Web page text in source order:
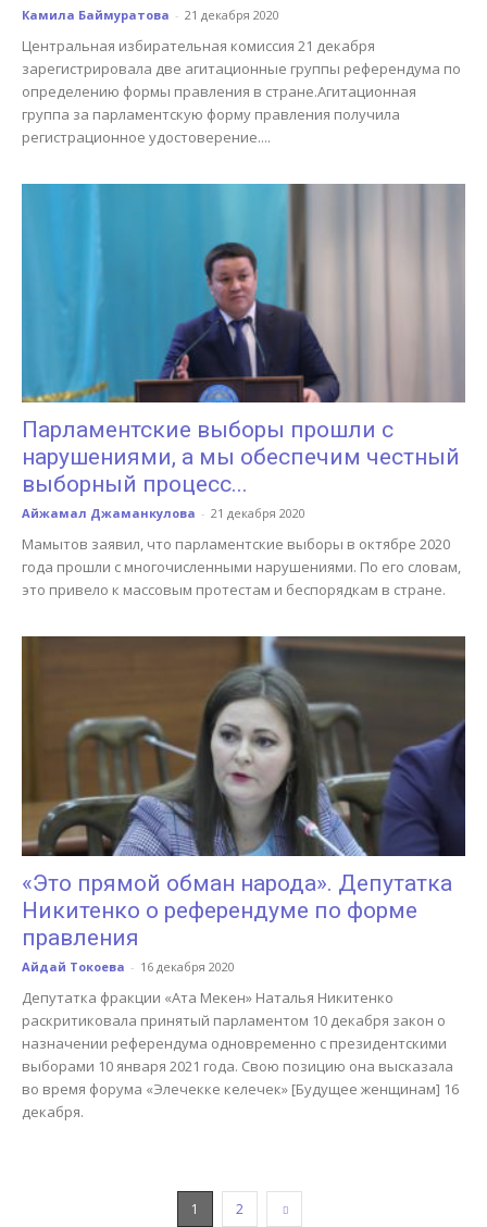
Камила Баймуратова - 21 декабря 2020
Центральная избирательная комиссия 21 декабря
зарегистрировала две агитационные группы референдума по
определению формы правления в стране.Агитационная
группа за парламентскую форму правления получила
регистрационное удостоверение....
Парламентские выборы прошли с
нарушениями, а мы обеспечим честный
выборный процесс...
Айжамал Джаманкулова - 21 декабря 2020
Мамытов заявил, что парламентские выборы в октябре 2020
года прошли с многочисленными нарушениями. По его словам,
это привело к массовым протестам и беспорядкам в стране.
«Это прямой обман народа». Депутатка
Никитенко о референдуме по форме
правления
Айдай Токоева - 16 декабря 2020
Депутатка фракции «Ата Мекен» Наталья Никитенко
раскритиковала принятый парламентом 10 декабря закон о
назначении референдума одновременно с президентскими
выборами 10 января 2021 года. Свою позицию она высказала
во время форума «Элечекке келечек» [Будущее женщинам] 16
декабря.
1 2